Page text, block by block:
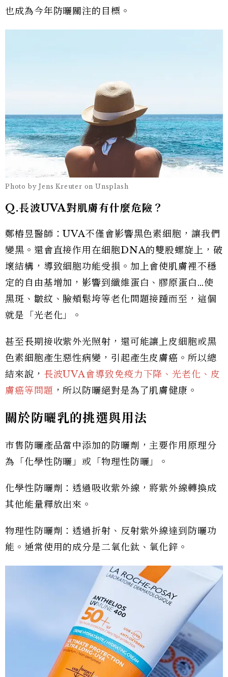
也成為今年防曬關注的目標。
Photo by Jens Kreuter on Unsplash
Q.長波UVA對肌膚有什麼危險？
鄭樁昱醫師：UVA不僅會影響黑色素細胞，讓我們
變黑。還會直接作用在細胞DNA的雙股螺旋上，破
壞結構，導致細胞功能受損。加上會使肌膚裡不穩
定的自由基增加，影響到纖維蛋白、膠原蛋白…使
黑斑、皺紋、臉頰鬆垮等老化問題接踵而至，這個
就是「光老化」。
甚至長期接收紫外光照射，還可能讓上皮細胞或黑
色素細胞產生惡性病變，引起產生皮膚癌。所以總
結來說， 長波UVA會導致免疫力下降、光老化、皮
膚癌等問題 ，所以防曬絕對是為了肌膚健康。
關於防曬乳的挑選與用法
市售防曬產品當中添加的防曬劑，主要作用原理分
為「化學性防曬」或「物理性防曬」。
化學性防曬劑：透過吸收紫外線，將紫外線轉換成
其他能量釋放出來。
物理性防曬劑：透過折射、反射紫外線達到防曬功
能。通常使用的成分是二氧化鈦、氧化鋅。